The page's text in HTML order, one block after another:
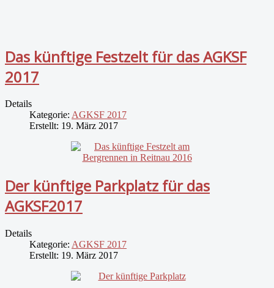
Das künftige Festzelt für das AGKSF
2017
Details
Kategorie: AGKSF 2017
Erstellt: 19. März 2017
Der künftige Parkplatz für das
AGKSF2017
Details
Kategorie: AGKSF 2017
Erstellt: 19. März 2017